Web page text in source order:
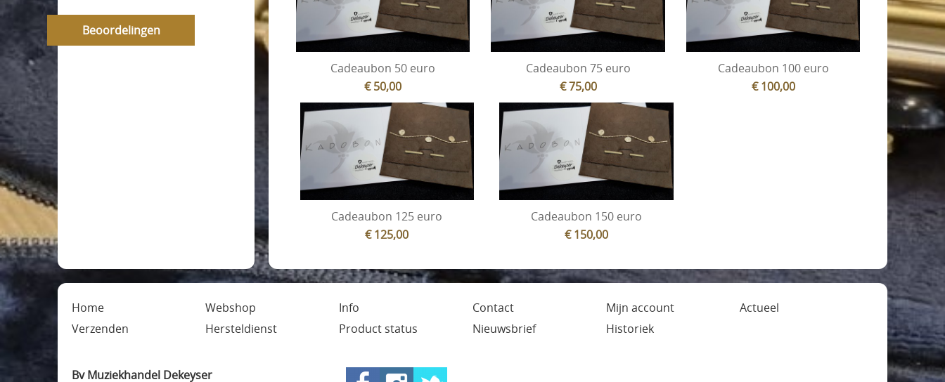
Beoordelingen
Cadeaubon 50 euro
€ 50,00
Cadeaubon 75 euro
€ 75,00
Cadeaubon 100 euro
€ 100,00
Cadeaubon 125 euro
€ 125,00
Cadeaubon 150 euro
€ 150,00
Home Webshop Info Contact Mijn account
Actueel
Verzenden
Hersteldienst Product status Nieuwsbrief Historiek
Bv Muziekhandel Dekeyser